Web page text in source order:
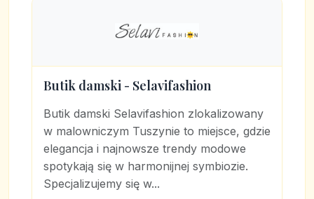
Butik damski - Selavifashion
Butik damski Selavifashion zlokalizowany
w malowniczym Tuszynie to miejsce, gdzie
elegancja i najnowsze trendy modowe
spotykają się w harmonijnej symbiozie.
Specjalizujemy się w...